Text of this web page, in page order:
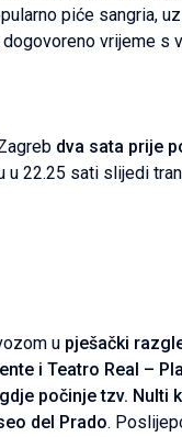
piće sangria,
vrijeme s
dva sata prije
u 22.25 sati slijedi
u pješački
i Teatro Real –
počinje tzv. Nulti
del Prado.